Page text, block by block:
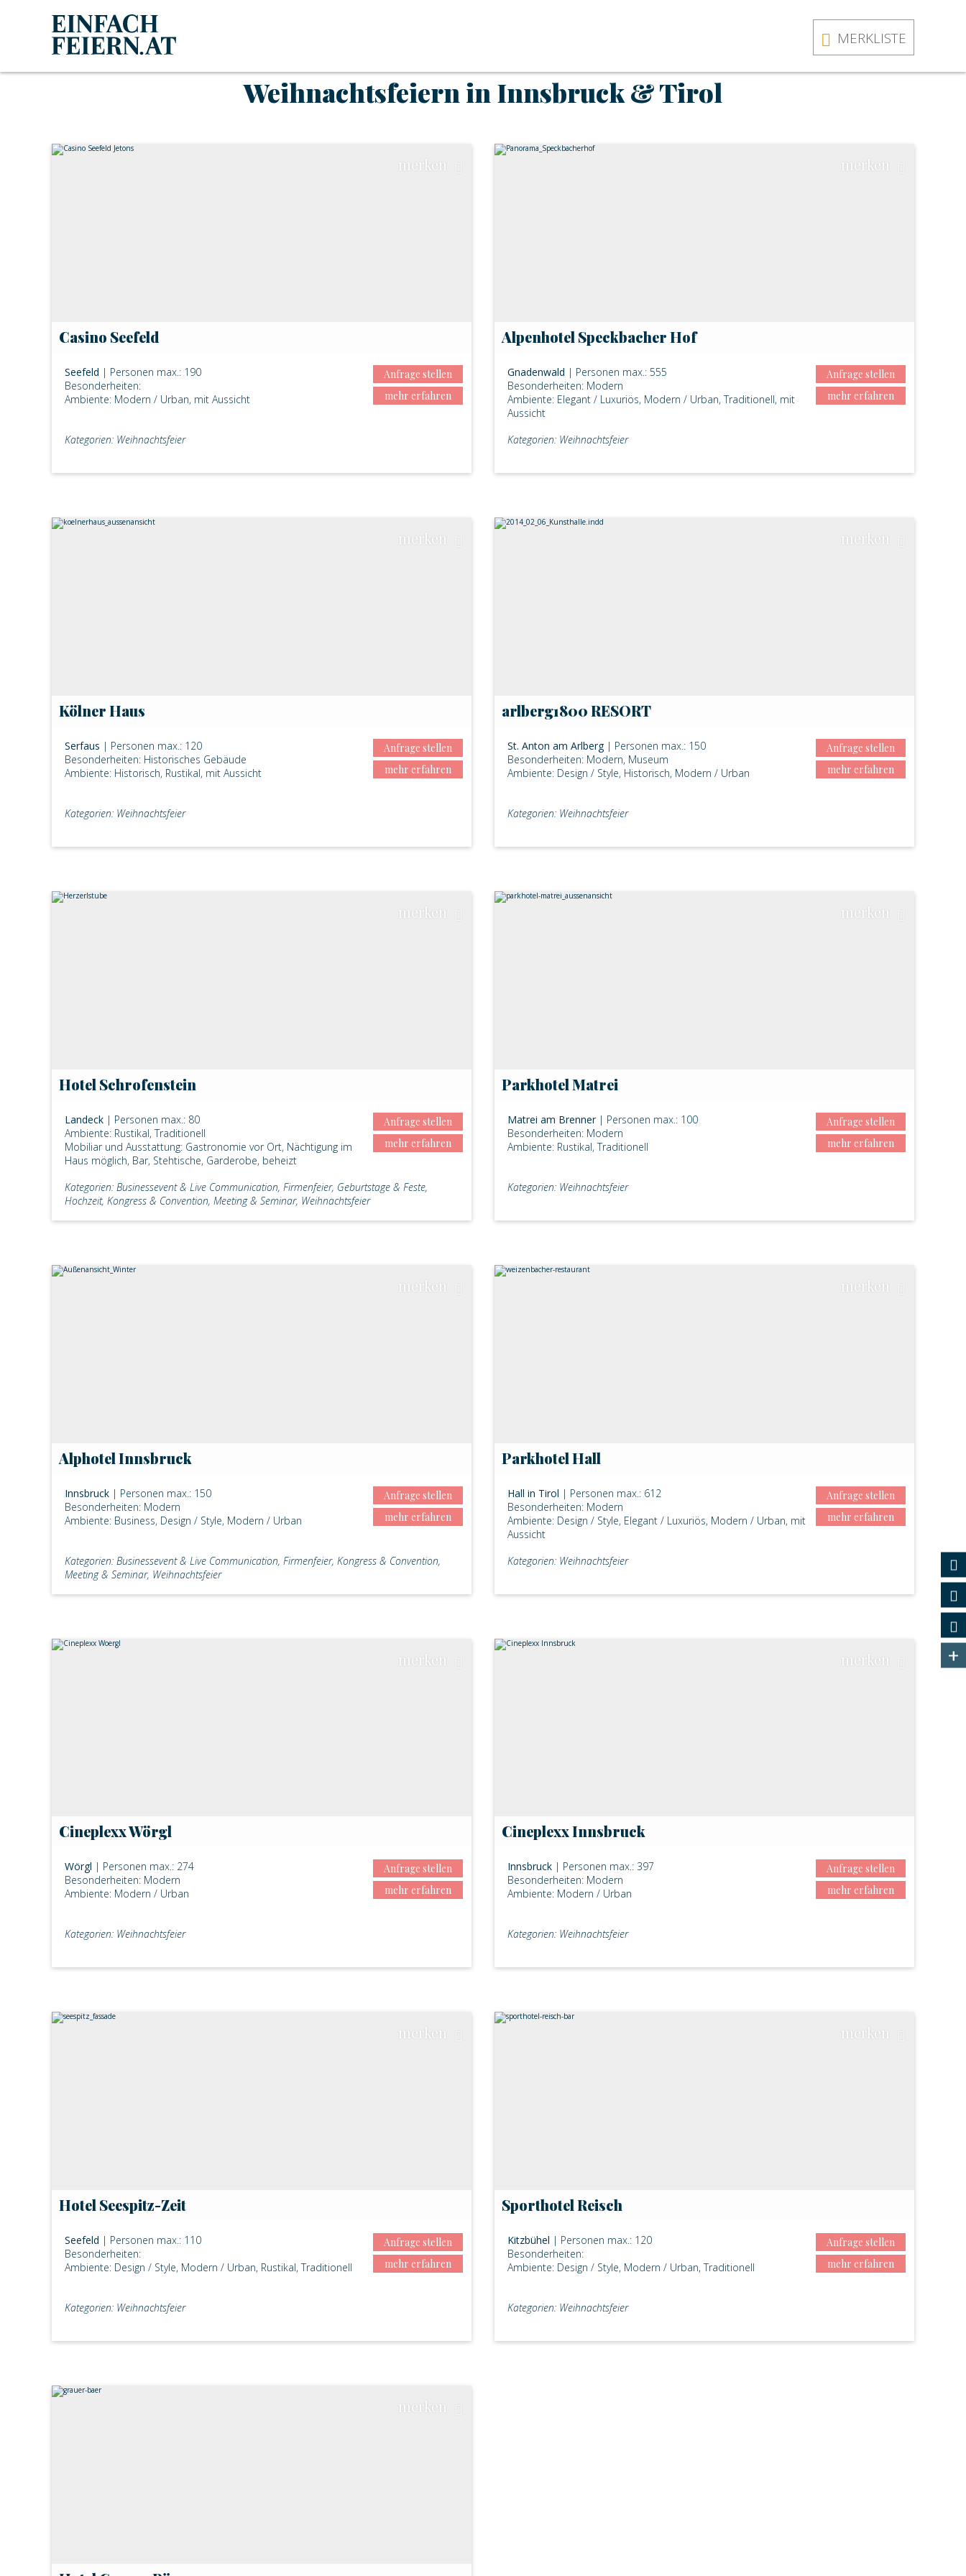
MERKLISTE
Weihnachtsfeiern in Innsbruck & Tirol
Casino Seefeld
merken
Seefeld | Personen max.: 190
Besonderheiten:
Ambiente: Modern / Urban, mit Aussicht
Anfrage stellen
mehr erfahren
Kategorien: Weihnachtsfeier
Alpenhotel Speckbacher Hof
merken
Gnadenwald | Personen max.: 555
Besonderheiten: Modern
Ambiente: Elegant / Luxuriös, Modern / Urban, Traditionell, mit
Aussicht
Anfrage stellen
mehr erfahren
Kategorien: Weihnachtsfeier
Kölner Haus
merken
Serfaus | Personen max.: 120
Besonderheiten: Historisches Gebäude
Ambiente: Historisch, Rustikal, mit Aussicht
Anfrage stellen
mehr erfahren
Kategorien: Weihnachtsfeier
arlberg1800 RESORT
merken
St. Anton am Arlberg| Personen max.: 150
Besonderheiten: Modern, Museum
Ambiente: Design / Style, Historisch, Modern / Urban
Anfrage stellen
mehr erfahren
Kategorien: Weihnachtsfeier
Hotel Schrofenstein
merken
Landeck | Personen max.: 80
Ambiente: Rustikal, Traditionell
Mobiliar und Ausstattung: Gastronomie vor Ort, Nächtigung im
Haus möglich, Bar, Stehtische, Garderobe, beheizt
Anfrage stellen
mehr erfahren
Kategorien: Businessevent & Live Communication, Firmenfeier, Geburtstage & Feste,
Hochzeit, Kongress & Convention, Meeting & Seminar, Weihnachtsfeier
Parkhotel Matrei
merken
Matrei am Brenner| Personen max.: 100
Besonderheiten: Modern
Ambiente: Rustikal, Traditionell
Anfrage stellen
mehr erfahren
Kategorien: Weihnachtsfeier
Alphotel Innsbruck
merken
Innsbruck | Personen max.: 150
Besonderheiten: Modern
Ambiente: Business, Design / Style, Modern / Urban
Anfrage stellen
mehr erfahren
Kategorien: Businessevent & Live Communication, Firmenfeier, Kongress & Convention,
Meeting & Seminar, Weihnachtsfeier
Parkhotel Hall
merken
Hall in Tirol | Personen max.: 612
Besonderheiten: Modern
Ambiente: Design / Style, Elegant / Luxuriös, Modern / Urban, mit
Aussicht
Anfrage stellen
mehr erfahren
Kategorien: Weihnachtsfeier
Cineplexx Wörgl
merken
Wörgl | Personen max.: 274
Besonderheiten: Modern
Ambiente: Modern / Urban
Anfrage stellen
mehr erfahren
Kategorien: Weihnachtsfeier
Cineplexx Innsbruck
merken
Innsbruck | Personen max.: 397
Besonderheiten: Modern
Ambiente: Modern / Urban
Anfrage stellen
mehr erfahren
Kategorien: Weihnachtsfeier
Hotel Seespitz-Zeit
merken
Seefeld | Personen max.: 110
Besonderheiten:
Ambiente: Design / Style, Modern / Urban, Rustikal, Traditionell
Anfrage stellen
mehr erfahren
Kategorien: Weihnachtsfeier
Sporthotel Reisch
merken
Kitzbühel | Personen max.: 120
Besonderheiten:
Ambiente: Design / Style, Modern / Urban, Traditionell
Anfrage stellen
mehr erfahren
Kategorien: Weihnachtsfeier
merken
+